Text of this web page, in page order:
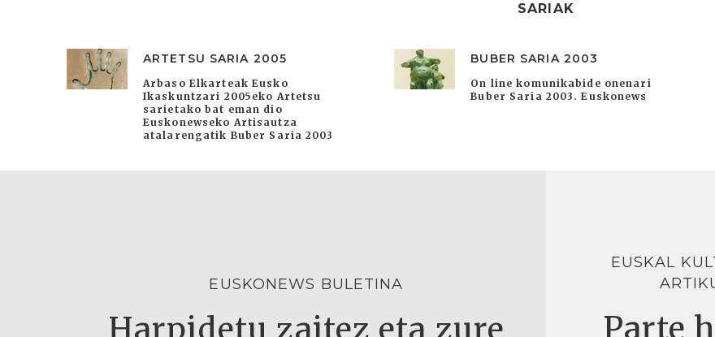
SARIAK
ARTETSU SARIA 2005
Arbaso Elkarteak Eusko
Ikaskuntzari 2005eko Artetsu
sarietako bat eman dio
Euskonewseko Artisautza
atalarengatik Buber Saria 2003
BUBER SARIA 2003
On line komunikabide onenari
Buber Saria 2003. Euskonews
EUSKONEWS BULETINA
Harpidetu zaitez eta zure
EUSKAL
Parte